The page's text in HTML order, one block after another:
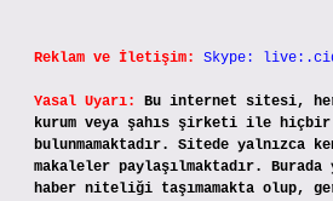
Reklam ve İletişim: Skype:
Yasal Uyarı:
Bu internet sitesi,
kurum veya şahıs şirketi ile hiçbir
bulunmamaktadır. Sitede yalnızca
makaleler paylaşılmaktadır.
haber niteliği taşımamakta olup,